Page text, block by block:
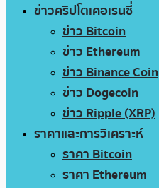
ข่าวคริปโตเคอเรนซี่
ข่าว Bitcoin
ข่าว Ethereum
ข่าว Binance Coin
ข่าว Dogecoin
ข่าว Ripple (XRP)
ราคาและการวิเคราะห์
ราคา Bitcoin
ราคา Ethereum